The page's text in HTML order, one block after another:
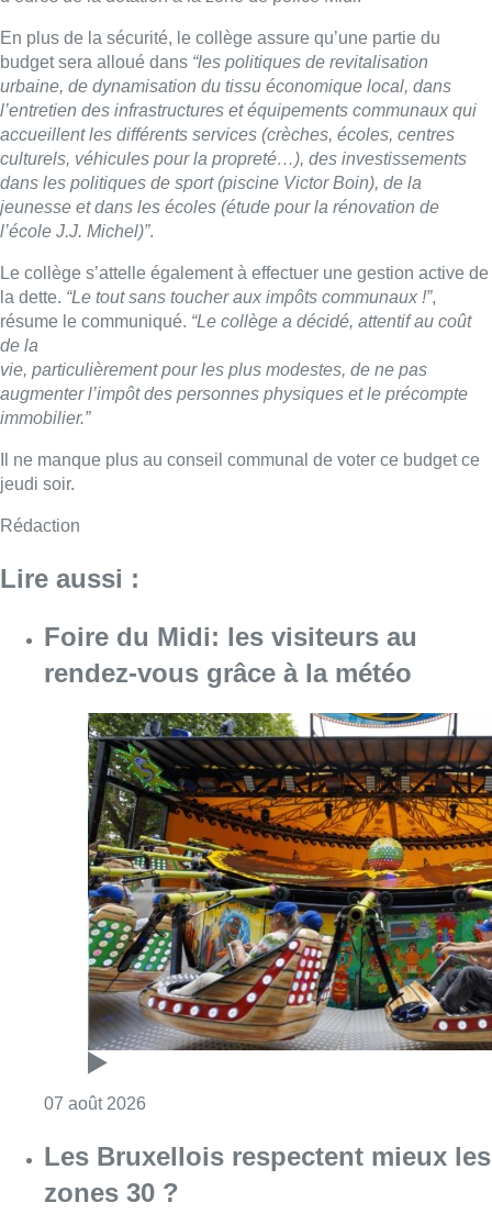
En plus de la sécurité, le collège assure qu’une partie du
budget sera alloué dans “les politiques de revitalisation
urbaine, de dynamisation du tissu économique local, dans
l’entretien des infrastructures et équipements communaux qui
accueillent les différents services (crèches, écoles, centres
culturels, véhicules pour la propreté…), des investissements
dans les politiques de sport (piscine Victor Boin), de la
jeunesse et dans les écoles (étude pour la rénovation de
l’école J.J. Michel)”.
Le collège s’attelle également à effectuer une gestion active de
la dette. “Le tout sans toucher aux impôts communaux !”,
résume le communiqué. “Le collège a décidé, attentif au coût
de la
vie, particulièrement pour les plus modestes, de ne pas
augmenter l’impôt des personnes physiques et le précompte
immobilier.”
Il ne manque plus au conseil communal de voter ce budget ce
jeudi soir.
Rédaction
Lire aussi :
Foire du Midi: les visiteurs au
rendez-vous grâce à la météo
07 août 2026
Les Bruxellois respectent mieux les
zones 30 ?